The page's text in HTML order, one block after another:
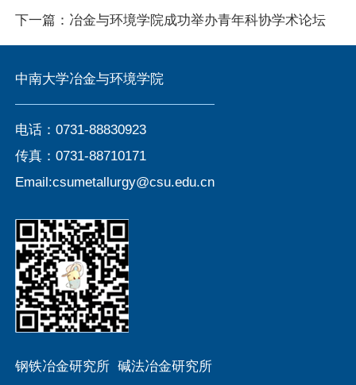
下一篇： 冶金与环境学院成功举办青年科协学术论坛
中南大学冶金与环境学院
电话：0731-88830923
传真：0731-88710171
Email:csumetallurgy@csu.edu.cn
钢铁冶金研究所 碱法冶金研究所